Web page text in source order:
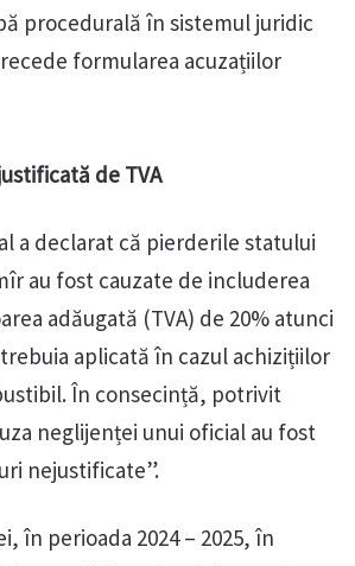
procedurală în sistemul juridic
formularea acuzațiilor
de TVA
a declarat că pierderile statului
au fost cauzate de includerea
adăugată (TVA) de 20% atunci
aplicată în cazul achizițiilor
În consecință, potrivit
neglijenței unui oficial au fost
nejustificate”.
în perioada 2024 – 2025, în